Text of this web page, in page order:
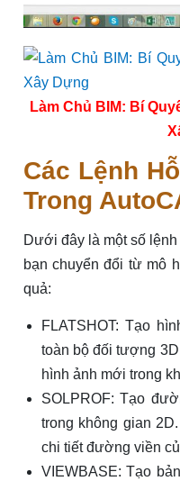
Làm Chủ BIM: Bí
Các Lệnh
Trong
Dưới đây là một số
bạn chuyển đổi từ mô
quả:
FLATSHOT: Tạo
toàn bộ đối tượng
hình ảnh mới trong
SOLPROF: Tạo
trong không gian
chi tiết đường viền
VIEWBASE: Tạo